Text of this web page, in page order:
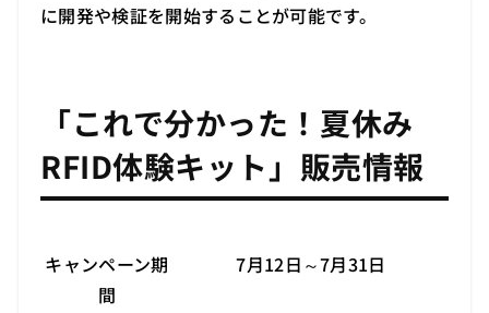
に開発や検証を開始することが可能です。
「これで分かった！夏休み
RFID体験キット」販売情報
キャンペーン期
間
7月12日～7月31日